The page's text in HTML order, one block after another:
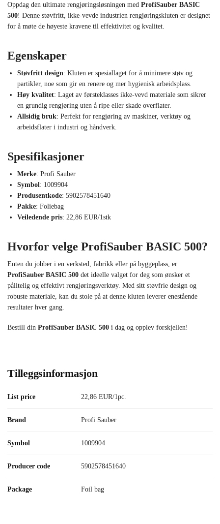
Oppdag den ultimate rengjøringsløsningen med ProfiSauber BASIC
500! Denne støvfritt, ikke-vevde industrien rengjøringskluten er designet
for å møte de høyeste kravene til effektivitet og kvalitet.
Egenskaper
Støvfritt design: Kluten er spesiallaget for å minimere støv og
partikler, noe som gir en renere og mer hygienisk arbeidsplass.
Høy kvalitet: Laget av førsteklasses ikke-vevd materiale som sikrer
en grundig rengjøring uten å ripe eller skade overflater.
Allsidig bruk: Perfekt for rengjøring av maskiner, verktøy og
arbeidsflater i industri og håndverk.
Spesifikasjoner
Merke: Profi Sauber
Symbol : 1009904
Produsentkode: 5902578451640
Pakke: Foliebag
Veiledende pris: 22,86 EUR/1stk
Hvorfor velge ProfiSauber BASIC 500?
Enten du jobber i en verksted, fabrikk eller på byggeplass, er
ProfiSauber BASIC 500 det ideelle valget for deg som ønsker et
pålitelig og effektivt rengjøringsverktøy. Med sitt støvfrie design og
robuste materiale, kan du stole på at denne kluten leverer enestående
resultater hver gang.
Bestill din ProfiSauber BASIC 500 i dag og opplev forskjellen!
Tilleggsinformasjon
List price 22,86 EUR/1pc.
Brand Profi Sauber
Symbol 1009904
Producer code 5902578451640
Package Foil bag